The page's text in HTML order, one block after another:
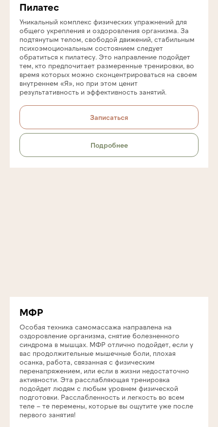
Пилатес
Уникальный комплекс физических упражнений для
общего укрепления и оздоровления организма. За
подтянутым телом, свободой движений, стабильным
психоэмоциональным состоянием следует
обратиться к пилатесу. Это направление подойдет
тем, кто предпочитает размеренные тренировки, во
время которых можно сконцентрироваться на своем
внутреннем «Я», но при этом ценит
результативность и эффективность занятий.
Записаться
Подробнее
МФР
Особая техника самомассажа направлена на
оздоровление организма, снятие болезненного
синдрома в мышцах. МФР отлично подойдет, если у
вас продолжительные мышечные боли, плохая
осанка, работа, связанная с физическим
перенапряжением, или если в жизни недостаточно
активности. Эта расслабляющая тренировка
подойдет людям с любым уровнем физической
подготовки. Расслабленность и легкость во всем
теле – те перемены, которые вы ощутите уже после
первого занятия!
на Восстановление
после родов